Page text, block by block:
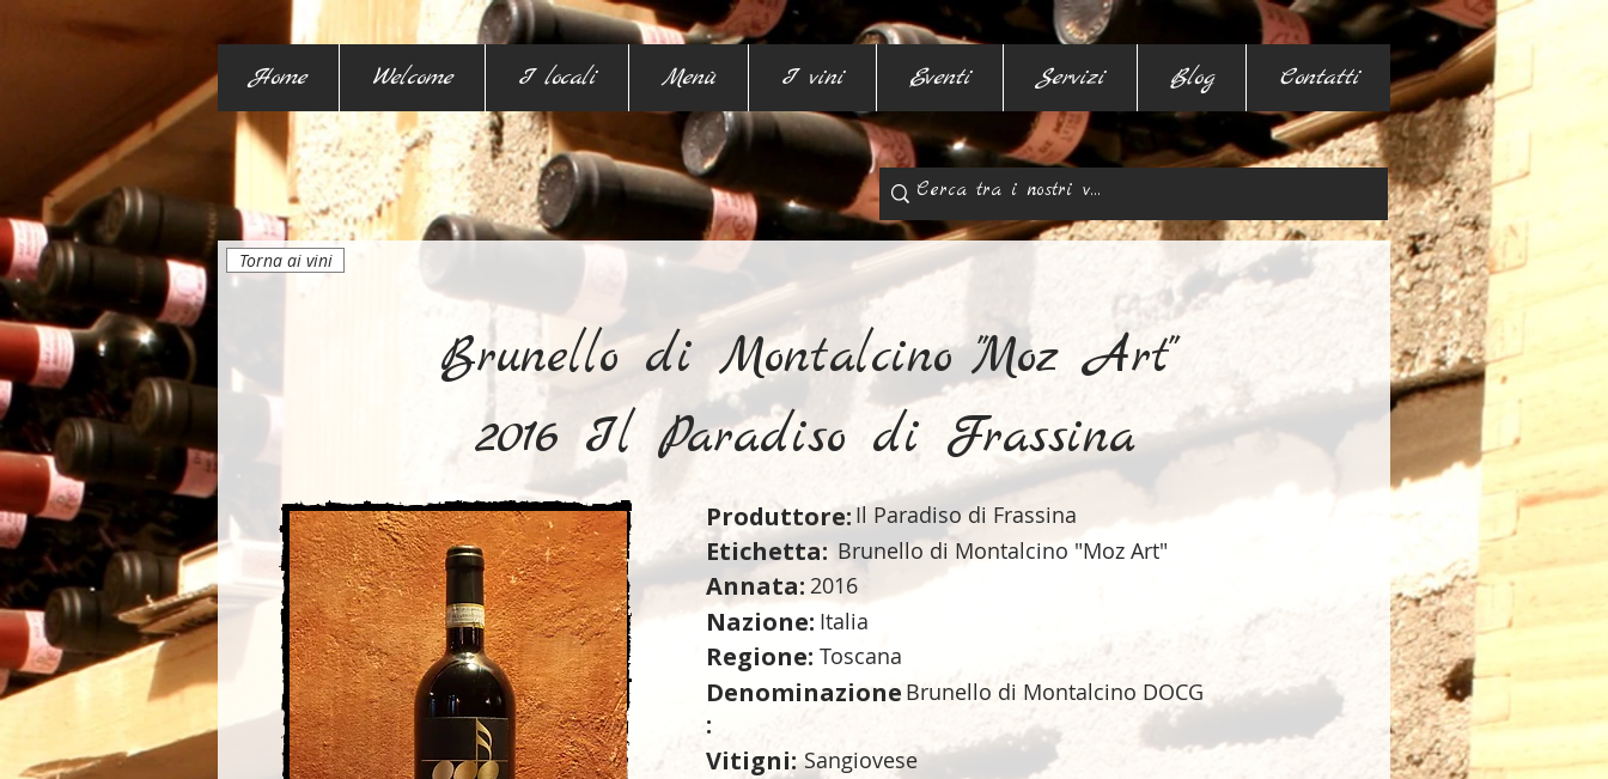
Home Welcome I locali Menù I vini Eventi Servizi Blog Contatti
Torna ai vini
Brunello di Montalcino "Moz Art"
2016 Il Paradiso di Frassina
Produttore:Il Paradiso di Frassina
Etichetta: Brunello di Montalcino "Moz Art"
Annata: 2016
Nazione: Italia
Regione: Toscana
Denominazione
:
Brunello di Montalcino DOCG
Vitigni: Sangiovese